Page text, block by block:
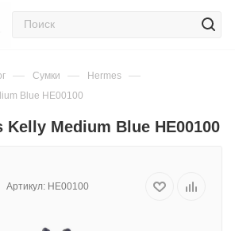
— Сумки — Hermes —
Blue HE00100
Kelly Medium Blue HE00100
Артикул: HE00100